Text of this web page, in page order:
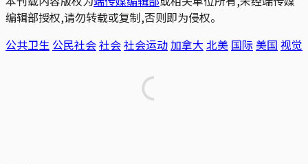
编辑部授权,请勿转载或复制,否则即为侵权。
公共卫生 公民社会社会社会运动加拿大 北美 国际 美国 视觉